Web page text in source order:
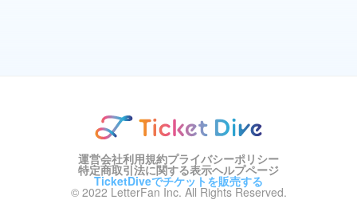
運営会社利用規約プライバシーポリシー
特定商取引法に関する表示ヘルプページ
TicketDiveでチケットを販売する
© 2022 LetterFan Inc. All Rights Reserved.